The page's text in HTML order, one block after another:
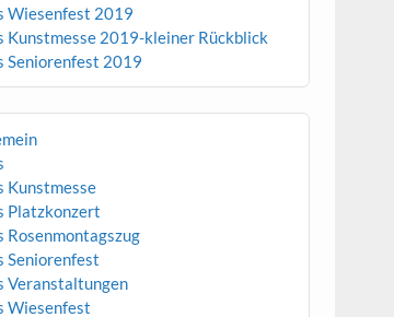
Wiesenfest 2019
Kunstmesse 2019-kleiner Rückblick
Seniorenfest 2019
Kunstmesse
Platzkonzert
Rosenmontagszug
Seniorenfest
Veranstaltungen
Wiesenfest